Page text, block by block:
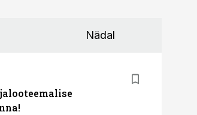
Nädal